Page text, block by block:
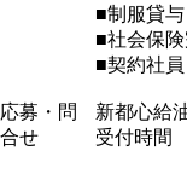
■制服貸与
■社会保
■契約社
応募・問
合せ
新都心給
受付時間